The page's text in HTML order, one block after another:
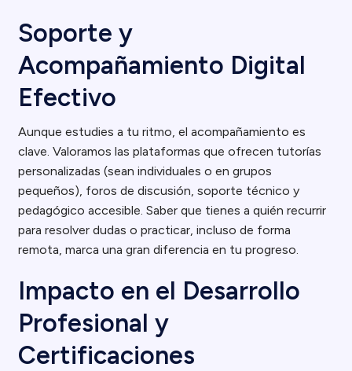
Soporte y
Acompañamiento Digital
Efectivo
Aunque estudies a tu ritmo, el acompañamiento es
clave. Valoramos las plataformas que ofrecen tutorías
personalizadas (sean individuales o en grupos
pequeños), foros de discusión, soporte técnico y
pedagógico accesible. Saber que tienes a quién recurrir
para resolver dudas o practicar, incluso de forma
remota, marca una gran diferencia en tu progreso.
Impacto en el Desarrollo
Profesional y
Certificaciones